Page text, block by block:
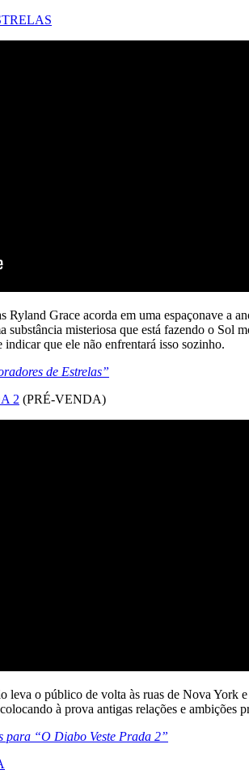
Ryland Grace acorda em uma espaçonave a
substância misteriosa que está fazendo o Sol
indicar que ele não enfrentará isso sozinho.
de Estrelas”
2 (PRÉ-VENDA)
leva o público de volta às ruas de Nova
à prova antigas relações e ambições
para “O Diabo Veste Prada 2”